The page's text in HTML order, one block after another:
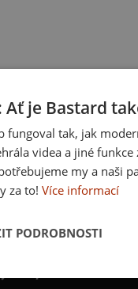
Ať je Bastard
fungoval tak, jak
videa a jiné
my a naši
za to! Více informací
PODROBNOSTI